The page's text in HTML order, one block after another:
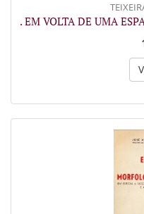
. EM VOLTA DE UMA